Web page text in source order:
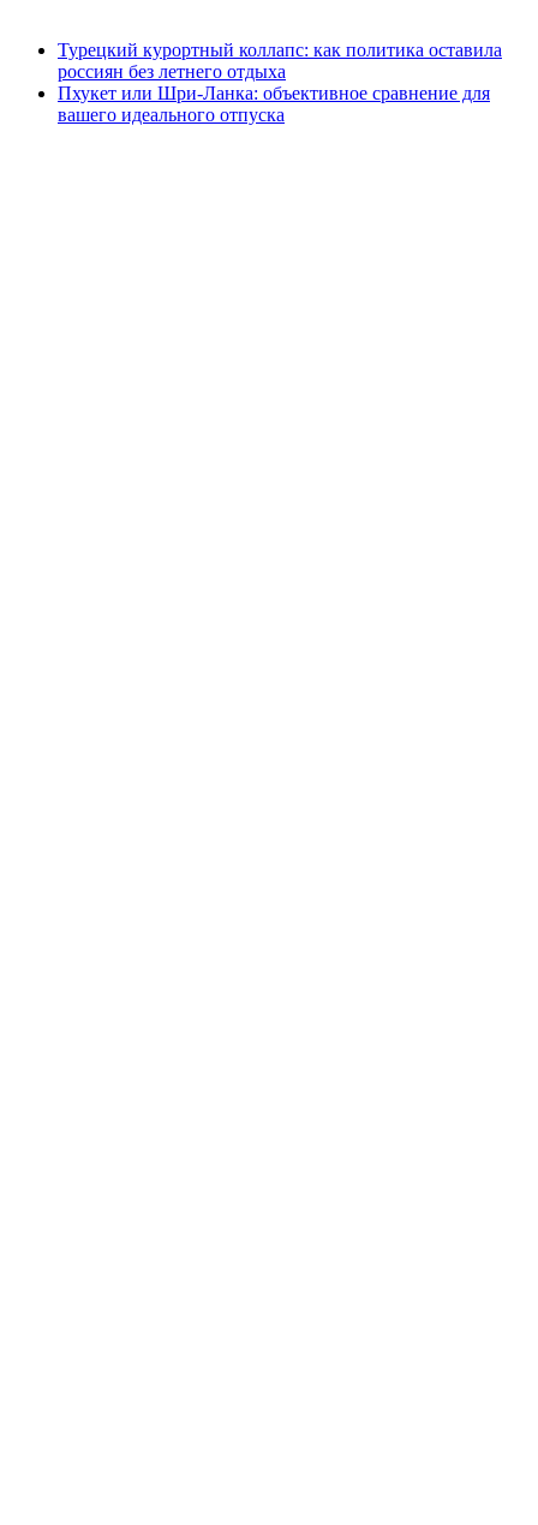
Турецкий курортный коллапс: как политика оставила
россиян без летнего отдыха
Пхукет или Шри-Ланка: объективное сравнение для
вашего идеального отпуска